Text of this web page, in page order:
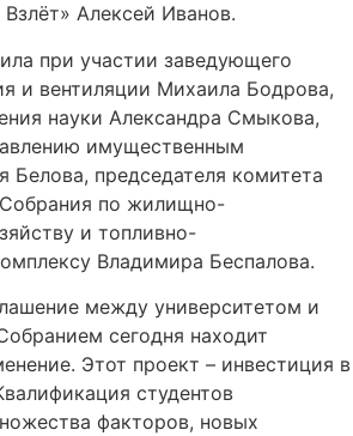
Алексей Иванов.
при участии заведующего
и вентиляции Михаила Бодрова,
науки Александра Смыкова,
имущественным
Белова, председателя комитета
Собрания по жилищно-
и топливно-
Владимира Беспалова.
между университетом и
сегодня находит
Этот проект – инвестиция в
студентов
факторов, новых